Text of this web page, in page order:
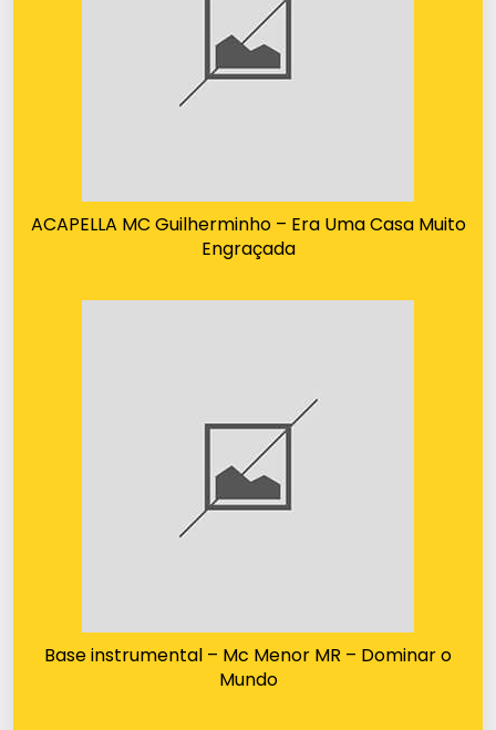
ACAPELLA MC Guilherminho – Era Uma Casa Muito
Engraçada
Base instrumental – Mc Menor MR – Dominar o
Mundo